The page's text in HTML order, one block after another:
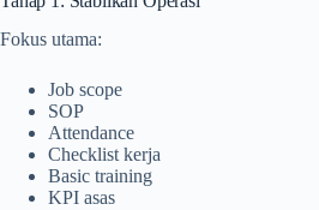
Fokus utama:
Job scope
SOP
Attendance
Checklist kerja
Basic training
KPI asas